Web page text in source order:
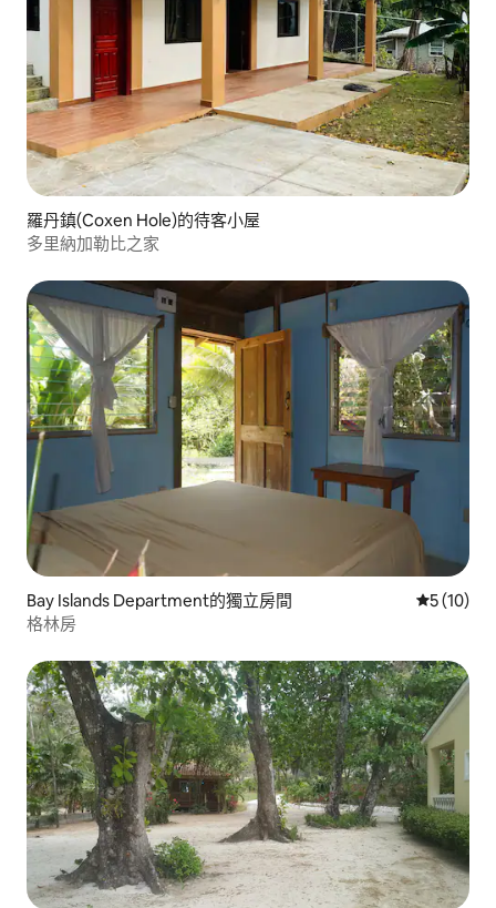
羅丹鎮(Coxen Hole)的待客小屋
多里納加勒比之家
Bay Islands Department的獨立房間 從 10 則
5 (10)
格林房